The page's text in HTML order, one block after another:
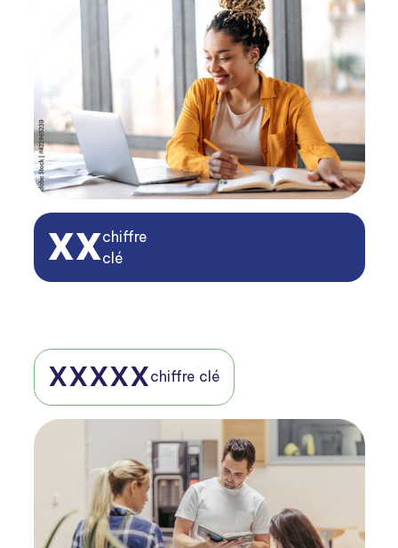
XXchiffre
clé
XXXXXchiffre clé